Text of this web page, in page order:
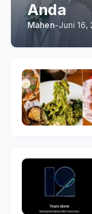
Anda
Mahen-Juni 16,